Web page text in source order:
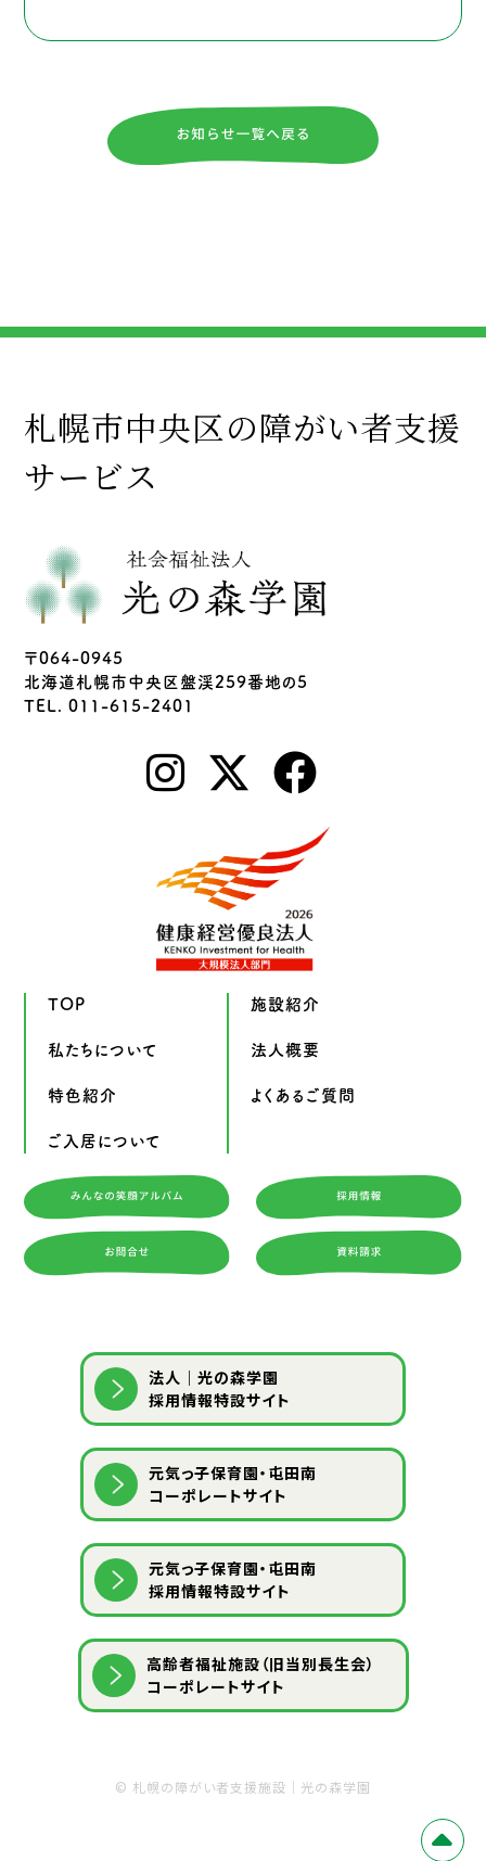
札幌市中央区の障がい者支援
サービス
〒064-0945
北海道札幌市中央区盤渓259番地の5
TEL. 011-615-2401
TOP
私たちについて
特色紹介
ご入居について
施設紹介
法人概要
よくあるご質問
法人｜光の森学園
採用情報特設サイト
元気っ子保育園・屯田南
コーポレートサイト
元気っ子保育園・屯田南
採用情報特設サイト
⾼齢者福祉施設（旧当別⻑⽣会）
コーポレートサイト
© 札幌の障がい者支援施設｜光の森学園